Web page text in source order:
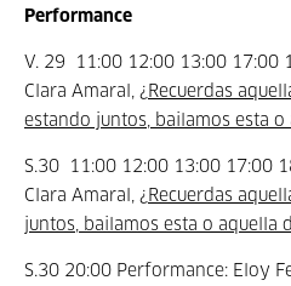
Performance
V. 29 11:00 12:00 13:00 17:00
Clara Amaral, ¿Recuerdas
estando juntos, bailamos esta o
S.30 11:00 12:00 13:00 17:00
Clara Amaral, ¿Recuerdas
juntos, bailamos esta o aquella
S.30 20:00 Performance: Eloy